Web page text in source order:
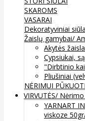
SKAROMS
VASARAI
Dekoratyviniai
Žaislų gamybai/
Akytės
Cypsiukai,
"Dirbtinio
Pliušiniai
NĖRIMUI
VIRVUTĖS/
YARNART
viskoze